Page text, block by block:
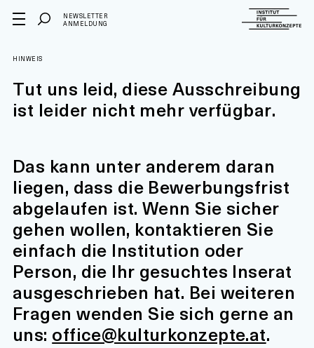
NEWSLETTER
ANMELDUNG
HINWEIS
Tut uns leid, diese Ausschreibung
ist leider nicht mehr verfügbar.
Das kann unter anderem daran
liegen, dass die Bewerbungsfrist
abgelaufen ist. Wenn Sie sicher
gehen wollen, kontaktieren Sie
einfach die Institution oder
Person, die Ihr gesuchtes Inserat
ausgeschrieben hat. Bei weiteren
Fragen wenden Sie sich gerne an
uns: office@kulturkonzepte.at.